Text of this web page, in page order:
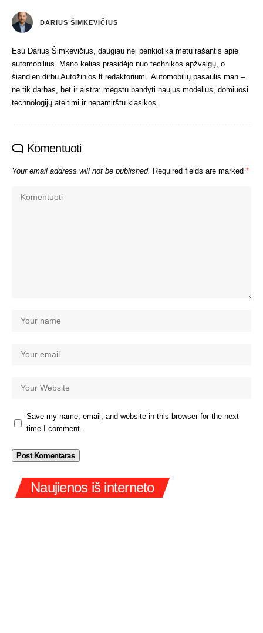
DARIUS ŠIMKEVIČIUS
Esu Darius Šimkevičius, daugiau nei penkiolika metų rašantis apie
automobilius. Mano kelias prasidėjo nuo technikos apžvalgų, o
šiandien dirbu Autožinios.lt redaktoriumi. Automobilių pasaulis man –
ne tik darbas, bet ir aistra: mėgstu bandyti naujus modelius, domiuosi
technologijų ateitimi ir nepamirštu klasikos.
Komentuoti
Your email address will not be published. Required fields are marked *
Save my name, email, and website in this browser for the next
time I comment.
Naujienos iš interneto